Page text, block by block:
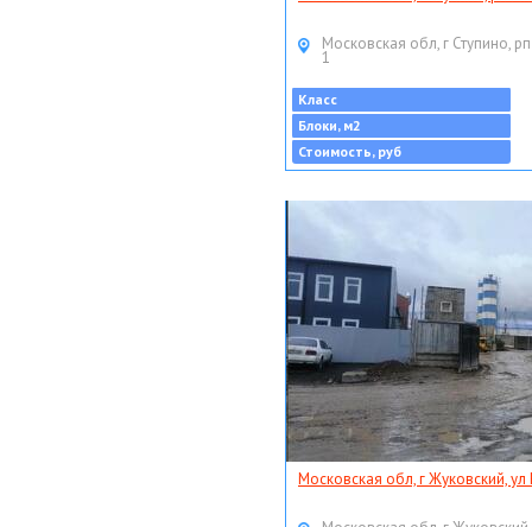
Московская обл, г Ступино,
1
Класс
Блоки, м2
Стоимость, руб
Московская обл, г Жуковский,